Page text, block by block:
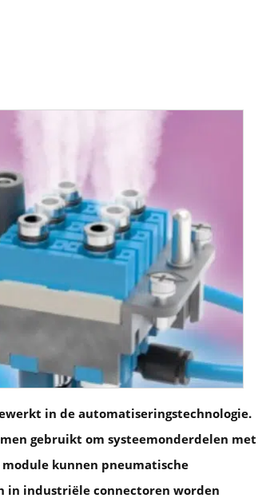
in de automatiseringstechnologie.
gebruikt om systeemonderdelen met
module kunnen pneumatische
in industriële connectoren worden